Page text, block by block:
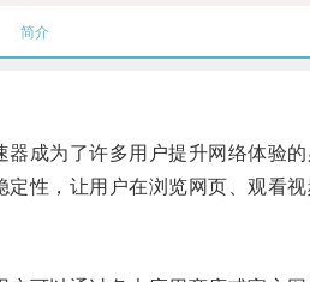
简介
为了许多用户提升网络体验的
，让用户在浏览网页、观看视